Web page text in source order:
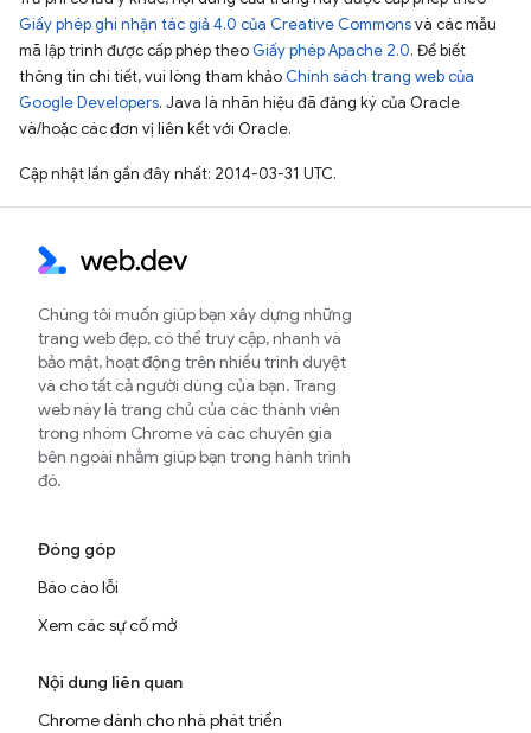
Giấy phép ghi nhận tác giả 4.0 của Creative Commonsvà các mẫu
mã lập trình được cấp phép theo Giấy phép Apache 2.0. Để biết
thông tin chi tiết, vui lòng tham khảo Chính sách trang web của
Google Developers. Java là nhãn hiệu đã đăng ký của Oracle
và/hoặc các đơn vị liên kết với Oracle.
Cập nhật lần gần đây nhất: 2014-03-31 UTC.
Chúng tôi muốn giúp bạn xây dựng những
trang web đẹp, có thể truy cập, nhanh và
bảo mật, hoạt động trên nhiều trình duyệt
và cho tất cả người dùng của bạn. Trang
web này là trang chủ của các thành viên
trong nhóm Chrome và các chuyên gia
bên ngoài nhằm giúp bạn trong hành trình
đó.
Đóng góp
Báo cáo lỗi
Xem các sự cố mở
Nội dung liên quan
Chrome dành cho nhà phát triển